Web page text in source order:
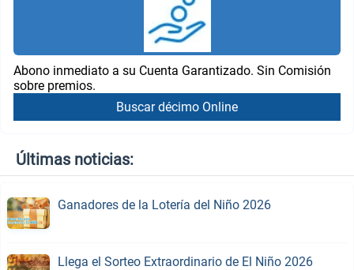
Abono inmediato a su Cuenta Garantizado. Sin Comisión
sobre premios.
Buscar décimo Online
Últimas noticias:
Ganadores de la Lotería del Niño 2026
Llega el Sorteo Extraordinario de El Niño 2026